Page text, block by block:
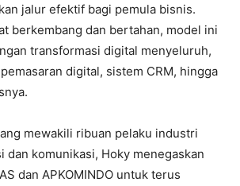
jalur efektif bagi pemula bisnis.
berkembang dan bertahan, model ini
transformasi digital menyeluruh,
digital, sistem CRM, hingga
mewakili ribuan pelaku industri
dan komunikasi, Hoky menegaskan
dan APKOMINDO untuk terus